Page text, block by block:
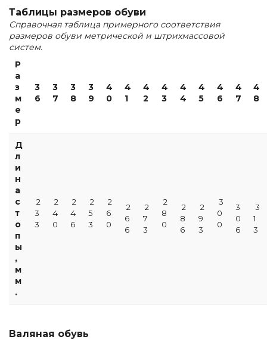
Таблицы размеров обуви
Справочная таблица примерного соответствия
размеров обуви метрической и штрихмассовой
систем.
Р
а
з
м
е
р
3
6
3
7
3
8
3
9
4
0
4
1
4
2
4
3
4
4
4
5
4
6
4
7
4
8
Д
л
и
н
а
с
т
о
п
ы
,
м
м
.
2
3
3
2
4
0
2
4
6
2
5
3
2
6
0
2
6
6
2
7
3
2
8
0
2
8
6
2
9
3
3
0
0
3
0
6
3
1
3
Валяная обувь